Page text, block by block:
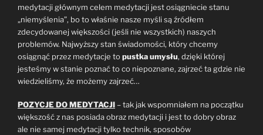
medytacji głównym celem medytacji jest osiągniecie stanu
„niemyślenia”, bo to właśnie nasze myśli są źródłem
zdecydowanej większości (jeśli nie wszystkich) naszych
problemów. Najwyższy stan świadomości, który chcemy
osiągnąć przez medytacje topustka umysłu, dzięki której
jesteśmy w stanie poznać to co niepoznane, zajrzeć ta gdzie nie
wiedzieliśmy, że możemy zajrzeć…
POZYCJE DO MEDYTACJI– tak jak wspomniałem na początku
większość z nas posiada obraz medytacji i jest to dobry obraz
ale nie samej medytacji tylko technik, sposobów